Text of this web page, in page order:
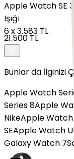
AppleWatch SE
Işığı
6x3.583 TL
21.500 TL
Bunlar da İlginizi
Apple Watch
Series 8Apple
NikeApple Watch
SEApple Watch
Galaxy Watch 7